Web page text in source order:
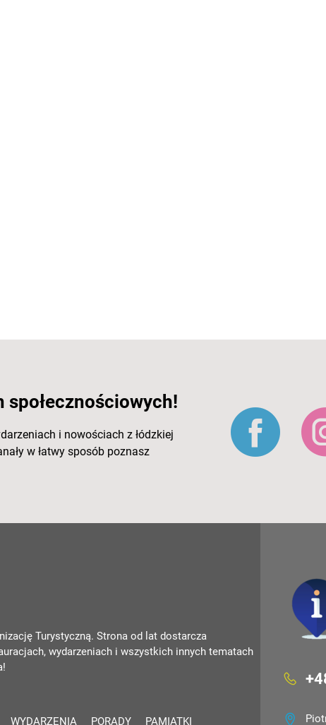
społecznościowych!
i nowościach z łódzkiej
w łatwy sposób poznasz
Turystyczną. Strona od lat dostarcza
wydarzeniach i wszystkich innych tematach
WYDARZENIA PORADY PAMIĄTKI